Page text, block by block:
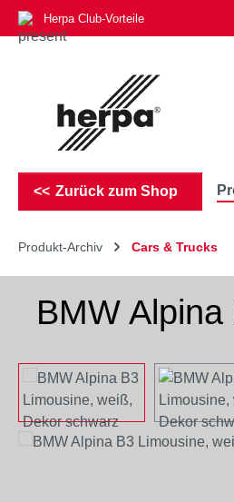
Hauptinhalt springen
Zur Suche springen
Zur Hauptnavigation springen
Herpa Club-Vorteile
Zurück zum Shop
Produkt-Archiv Cars & Trucks
BMW
Bildergalerie überspringen